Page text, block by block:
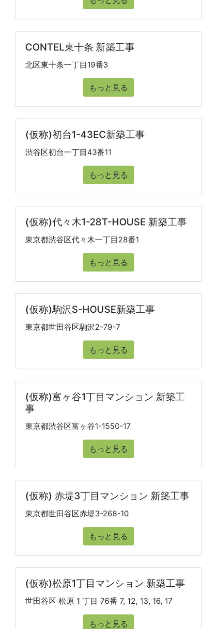
CONTEL東十条 新築工事
北区東十条一丁目19番3
もっと見る
(仮称)初台1-43EC新築工事
渋谷区初台一丁目43番11
もっと見る
(仮称)代々木1-28T-HOUSE 新築工事
東京都渋谷区代々木一丁目28番1
もっと見る
(仮称)駒沢S-HOUSE新築工事
東京都世田谷区駒沢2-79-7
もっと見る
(仮称)富ヶ谷1丁目マンション 新築工
事
東京都渋谷区富ヶ谷1-1550-17
もっと見る
(仮称) 赤堤3丁目マンション 新築工事
東京都世田谷区赤堤3-268-10
もっと見る
(仮称)松原1丁目マンション 新築工事
世田谷区 松原 1 丁目 76番 7, 12, 13, 16, 17
もっと見る